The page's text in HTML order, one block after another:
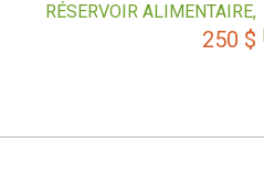
RÉSERVOIR ALIMENTAIRE,
250 $